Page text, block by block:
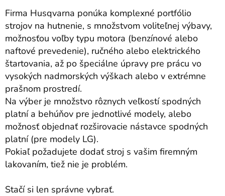
Firma Husqvarna ponúka komplexné portfólio
strojov na hutnenie, s množstvom voliteľnej výbavy,
možnosťou voľby typu motora (benzínové alebo
naftové prevedenie), ručného alebo elektrického
štartovania, až po špeciálne úpravy pre prácu vo
vysokých nadmorských výškach alebo v extrémne
prašnom prostredí.
Na výber je množstvo rôznych veľkostí spodných
platní a behúňov pre jednotlivé modely, alebo
možnosť objednať rozširovacie nástavce spodných
platní (pre modely LG).
Pokiaľ požadujete dodať stroj s vašim firemným
lakovaním, tiež nie je problém.
Stačí si len správne vybrať.